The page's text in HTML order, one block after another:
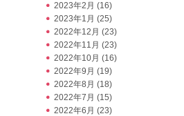
2023年2月 (16)
2023年1月 (25)
2022年12月 (23)
2022年11月 (23)
2022年10月 (16)
2022年9月 (19)
2022年8月 (18)
2022年7月 (15)
2022年6月 (23)